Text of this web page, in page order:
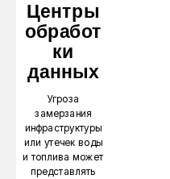
Центры
обработ
ки
данных
Угроза
замерзания
инфраструктуры
или утечек воды
и топлива может
представлять